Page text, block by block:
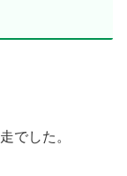
でした。